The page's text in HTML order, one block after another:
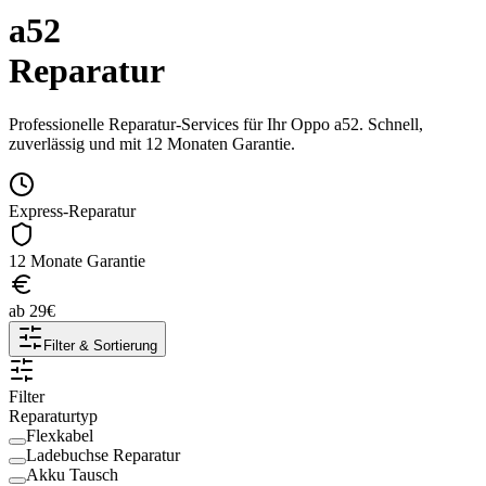
a52
Reparatur
Professionelle Reparatur-Services für IhrOppo a52. Schnell,
zuverlässig und mit 12 Monaten Garantie.
Express-Reparatur
12 Monate Garantie
ab 29€
Filter & Sortierung
Filter
Reparaturtyp
Flexkabel
Ladebuchse Reparatur
Akku Tausch